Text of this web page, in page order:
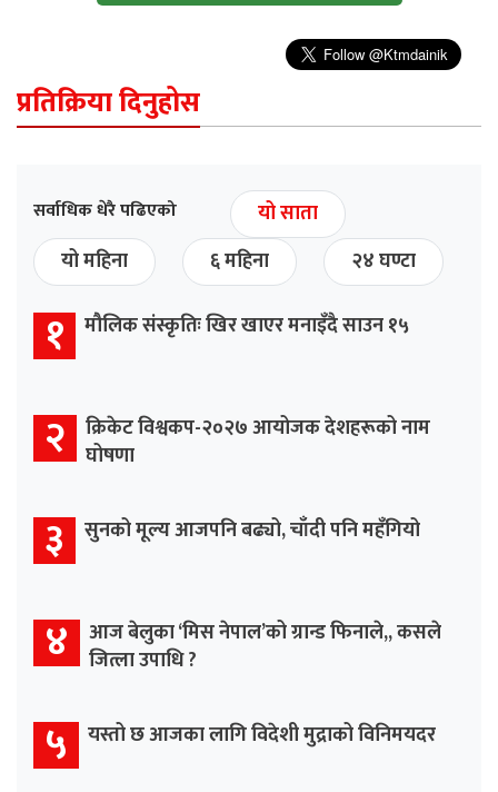
प्रतिक्रिया दिनुहोस
सर्वाधिक धेरै पढिएको
यो साता
यो महिना
६ महिना २४ घण्टा
१ मौलिक संस्कृतिः खिर खाएर मनाइँदै साउन १५
२ क्रिकेट विश्वकप-२०२७ आयोजक देशहरूको नाम
घोषणा
३ सुनको मूल्य आजपनि बढ्यो, चाँदी पनि महँगियो
४ आज बेलुका ‘मिस नेपाल’को ग्रान्ड फिनाले,, कसले
जित्ला उपाधि ?
५ यस्तो छ आजका लागि विदेशी मुद्राको विनिमयदर